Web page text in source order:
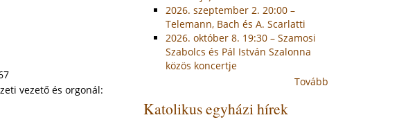
vezető és orgonál:
2026. szeptember 2. 20:00 –
Telemann, Bach és A. Scarlatti
2026. október 8. 19:30 – Szamosi
Szabolcs és Pál István Szalonna
közös koncertje
Tovább
Katolikus egyházi hírek